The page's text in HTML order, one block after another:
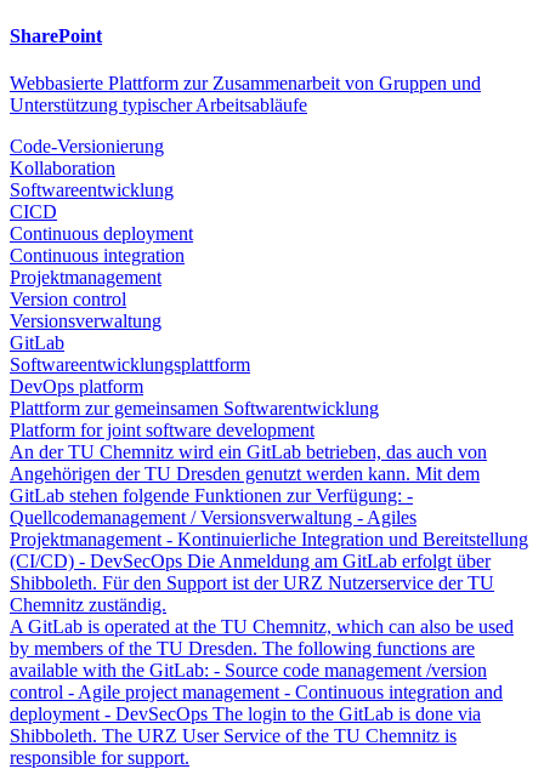
SharePoint
Webbasierte Plattform zur Zusammenarbeit von Gruppen und
Unterstützung typischer Arbeitsabläufe
Code-Versionierung
Kollaboration
Softwareentwicklung
CICD
Continuous deployment
Continuous integration
Projektmanagement
Version control
Versionsverwaltung
GitLab
Softwareentwicklungsplattform
DevOps platform
Plattform zur gemeinsamen Softwarentwicklung
Platform for joint software development
An der TU Chemnitz wird ein GitLab betrieben, das auch von
Angehörigen der TU Dresden genutzt werden kann. Mit dem
GitLab stehen folgende Funktionen zur Verfügung: -
Quellcodemanagement / Versionsverwaltung - Agiles
Projektmanagement - Kontinuierliche Integration und Bereitstellung
(CI/CD) - DevSecOps Die Anmeldung am GitLab erfolgt über
Shibboleth. Für den Support ist der URZ Nutzerservice der TU
Chemnitz zuständig.
A GitLab is operated at the TU Chemnitz, which can also be used
by members of the TU Dresden. The following functions are
available with the GitLab: - Source code management /version
control - Agile project management - Continuous integration and
deployment - DevSecOps The login to the GitLab is done via
Shibboleth. The URZ User Service of the TU Chemnitz is
responsible for support.